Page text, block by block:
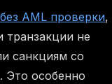
AML проверки,
не
санкциям со
Это особенно